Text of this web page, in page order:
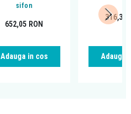
sifon
652,05 RON
Adauga in cos
316,39
Adauga